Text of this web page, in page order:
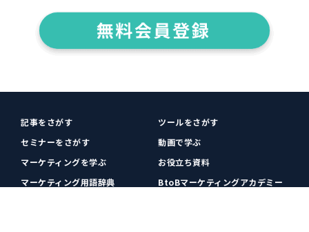
記事をさがす
ツールをさがす
セミナーをさがす
動画で学ぶ
マーケティングを学ぶ
お役立ち資料
マーケティング用語辞典
BtoBマーケティングアカデミー